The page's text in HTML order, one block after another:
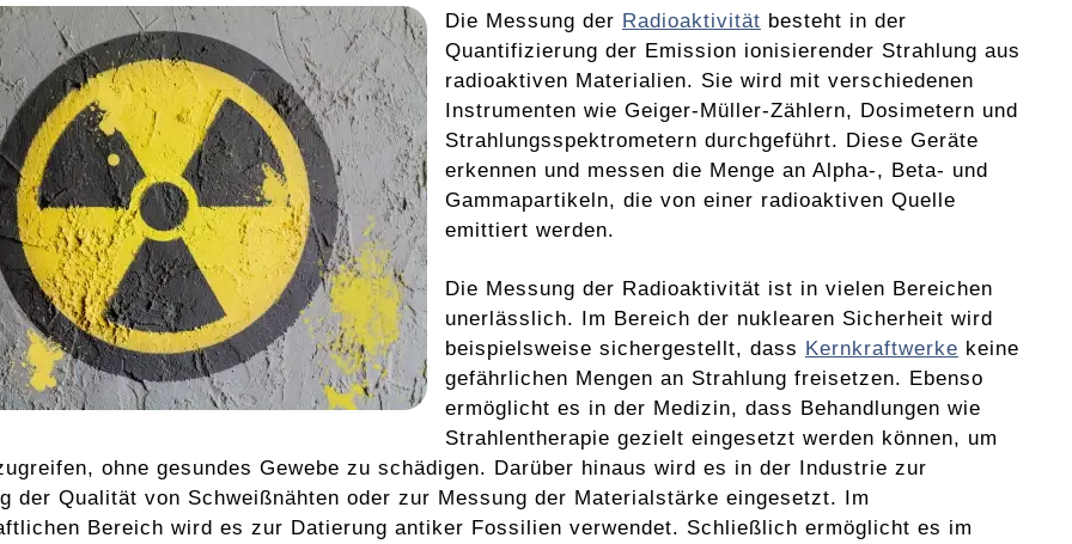
Die Messung der Radioaktivität besteht in der
Quantifizierung der Emission ionisierender Strahlung aus
radioaktiven Materialien. Sie wird mit verschiedenen
Instrumenten wie Geiger-Müller-Zählern, Dosimetern und
Strahlungsspektrometern durchgeführt. Diese Geräte
erkennen und messen die Menge an Alpha-, Beta- und
Gammapartikeln, die von einer radioaktiven Quelle
emittiert werden.
Die Messung der Radioaktivität ist in vielen Bereichen
unerlässlich. Im Bereich der nuklearen Sicherheit wird
beispielsweise sichergestellt, dass Kernkraftwerke keine
gefährlichen Mengen an Strahlung freisetzen. Ebenso
ermöglicht es in der Medizin, dass Behandlungen wie
Strahlentherapie gezielt eingesetzt werden können, um
ohne gesundes Gewebe zu schädigen. Darüber hinaus wird es in der Industrie zur
der Qualität von Schweißnähten oder zur Messung der Materialstärke eingesetzt. Im
Bereich wird es zur Datierung antiker Fossilien verwendet. Schließlich ermöglicht es im